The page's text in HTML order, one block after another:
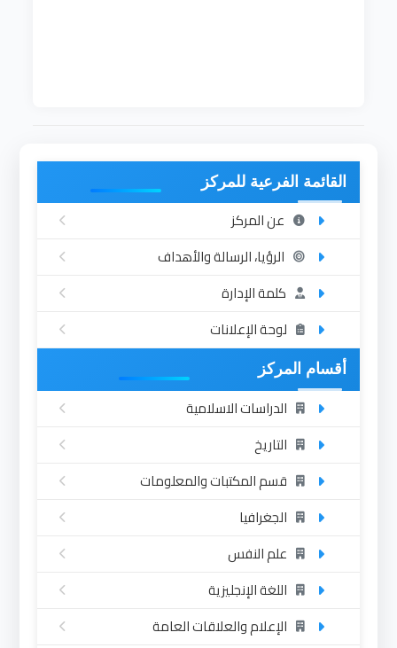
القائمة الفرعية للمركز
عن المركز
الرؤيا، الرسالة والأهداف
كلمة الإدارة
لوحة الإعلانات
أقسام المركز
الدراسات الاسلامية
التاريخ
قسم المكتبات والمعلومات
الجغرافيا
علم النفس
اللغة الإنجليزية
الإعلام والعلاقات العامة